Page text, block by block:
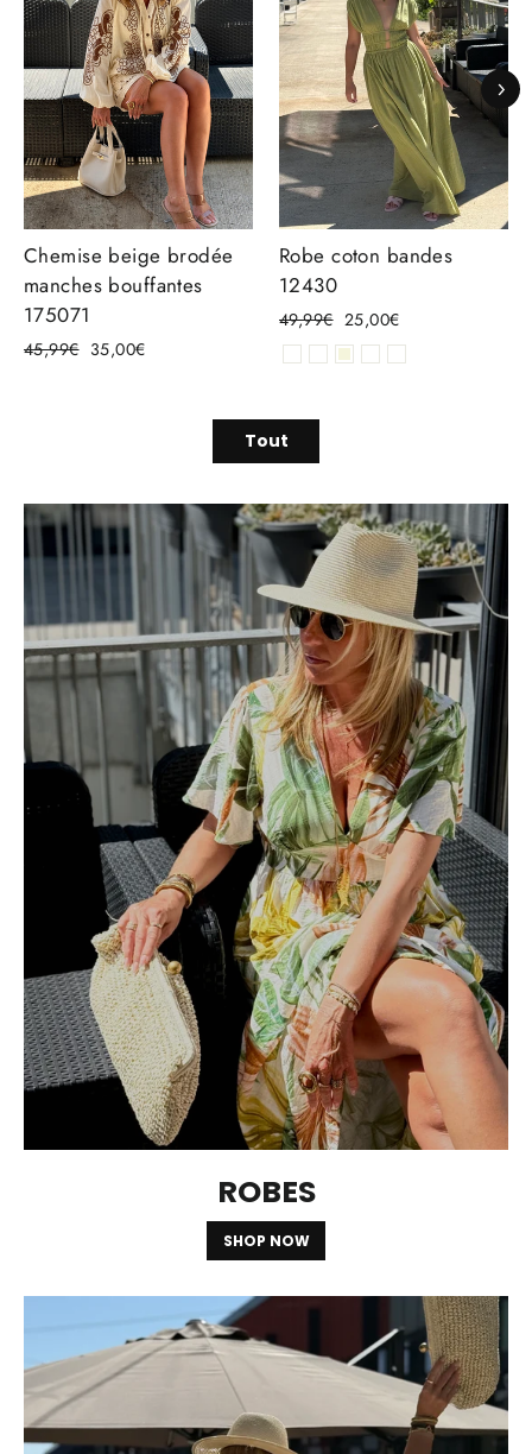
Chemise beige brodée
manches bouffantes
175071
Prix
45,99€ Prix
35,00€
Robe coton bandes
12430
Prix
régulier
49,99€ Prix
réduit
25,00€
Tout
ROBES
SHOP NOW